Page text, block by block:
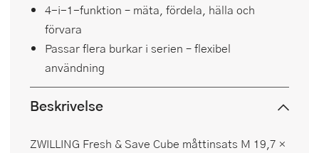
4-i-1-funktion – mäta, fördela, hälla och
förvara
Passar flera burkar i serien – flexibel
användning
Beskrivelse
ZWILLING Fresh & Save Cube måttinsats M 19,7 ×